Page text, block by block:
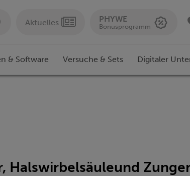
Aktuelles PHYWE
Bonusprogramm
& Software Versuche & Sets Digitaler
Halswirbelsäuleund